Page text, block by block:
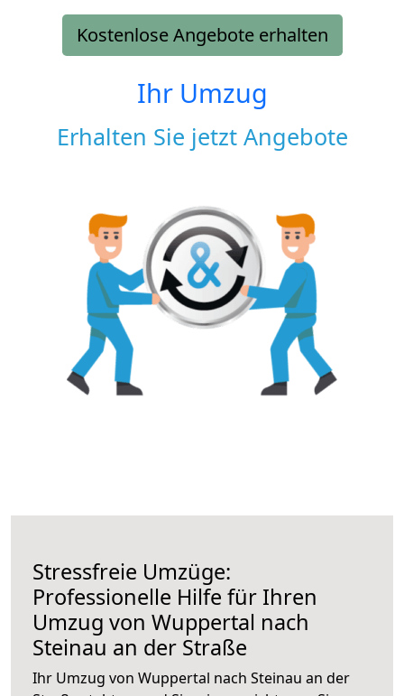
Kostenlose Angebote erhalten
Ihr Umzug
Erhalten Sie jetzt Angebote
Stressfreie Umzüge:
Professionelle Hilfe für Ihren
Umzug von Wuppertal nach
Steinau an der Straße
Ihr Umzug von Wuppertal nach Steinau an der